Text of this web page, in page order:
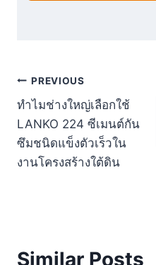
Post
navigation
PREVIOUS
ทำไมช่างใหญ่เลือกใช้
LANKO 224 ซีเมนต์กัน
ซึมชนิดแข็งตัวเร็วใน
งานโครงสร้างใต้ดิน
Similar Posts